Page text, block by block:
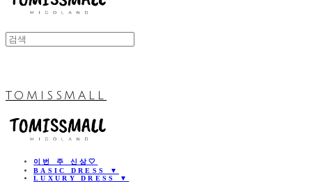
TOMISSMALL
이번 주 신상🤍
BASIC DRESS ▼
LUXURY DRESS ▼